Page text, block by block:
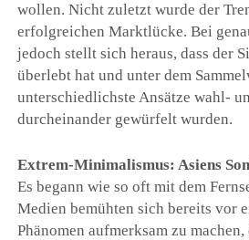
wollen. Nicht zuletzt wurde der
erfolgreichen Marktlücke. Bei
jedoch stellt sich heraus, dass der
überlebt hat und unter dem
unterschiedlichste Ansätze wahl-
durcheinander gewürfelt wurden.
Extrem-Minimalismus: Asiens
Es begann wie so oft mit dem
Medien bemühten sich bereits vor
Phänomen aufmerksam zu